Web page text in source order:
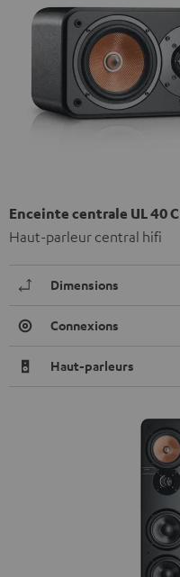
Enceinte centrale UL 40 C
Haut-parleur central hifi
Dimensions
Connexions
Haut-parleurs